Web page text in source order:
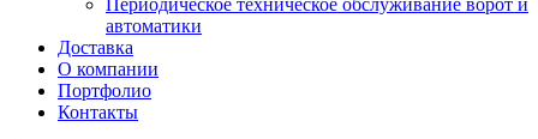
Периодическое техническое обслуживание ворот и
автоматики
Доставка
О компании
Портфолио
Контакты